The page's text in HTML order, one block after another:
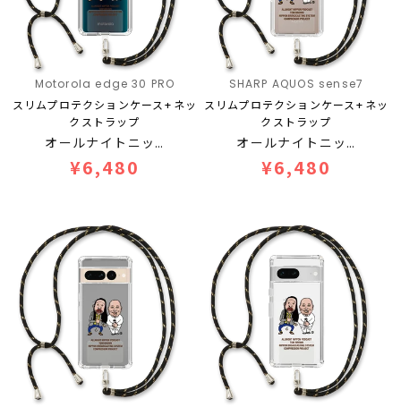
Motorola edge 30 PRO
スリムプロテクションケース+ネッ
クストラップ
オールナイトニッ…
¥6,480
SHARP AQUOS sense7
スリムプロテクションケース+ネッ
クストラップ
オールナイトニッ…
¥6,480